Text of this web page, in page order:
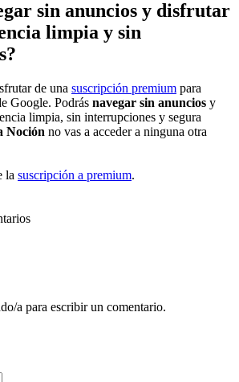
sin anuncios y disfrutar
limpia y sin
de una suscripción premium para
Google. Podrás navegar sin anuncios y
limpia, sin interrupciones y segura
Noción no vas a acceder a ninguna otra
la suscripción a premium.
a para escribir un comentario.